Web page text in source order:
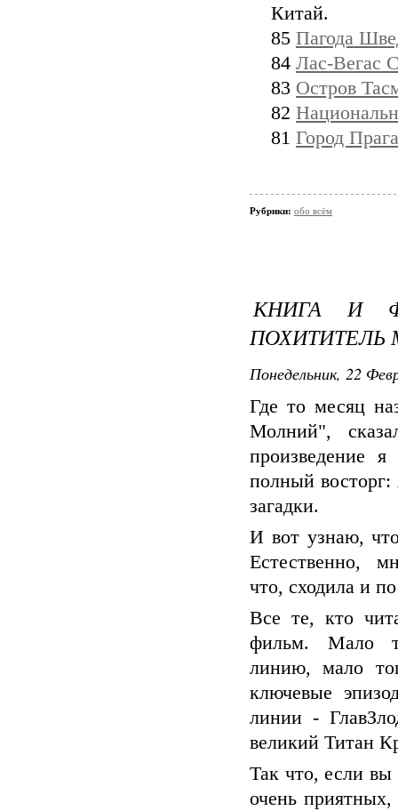
Китай.
85 Пагода
84 Лас-Вегас
83 Остров
82
81 Город Прага
Рубрики: обо всём
КНИГА И
Понедельник, 22
Где то месяц
Молний",
произведение
полный
загадки.
И вот узнаю,
Естественно,
что, сходила и
Все те, кто
фильм. Мало
линию, мало
ключевые
линии -
великий Титан
Так что, если
очень